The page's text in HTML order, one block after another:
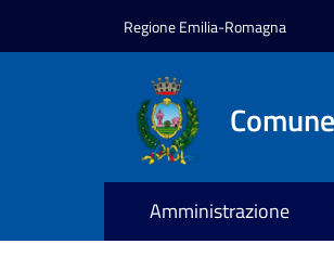
Regione Emilia-Romagna
Amministrazione